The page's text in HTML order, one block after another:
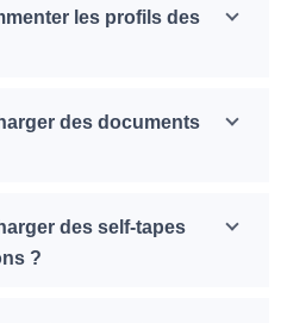
les profils des
des documents
des self-tapes
?